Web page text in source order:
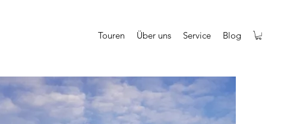
Touren Über uns Service Blog